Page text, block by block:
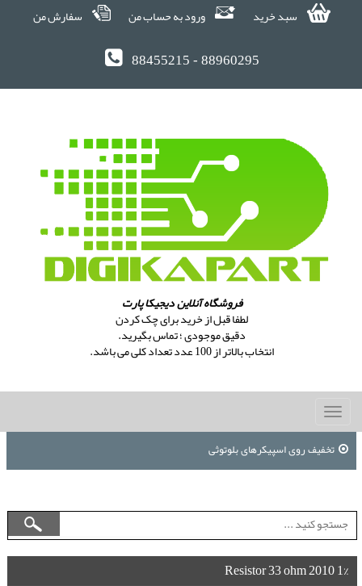
سبد خرید ورود به حساب من سفارش من
88455215 - 88960295
فروشگاه آنلاین دیجیکا پارت
لطفا قبل از خرید برای چک کردن
دقیق موجودی ؛ تماس بگیرید.
انتخاب بالاتر از 100 عدد تعداد کلی می باشد.
Toggle
navigation
تخفیف روی اسپیکرهای بلوتوثی
Resistor 33 ohm 2010 1%